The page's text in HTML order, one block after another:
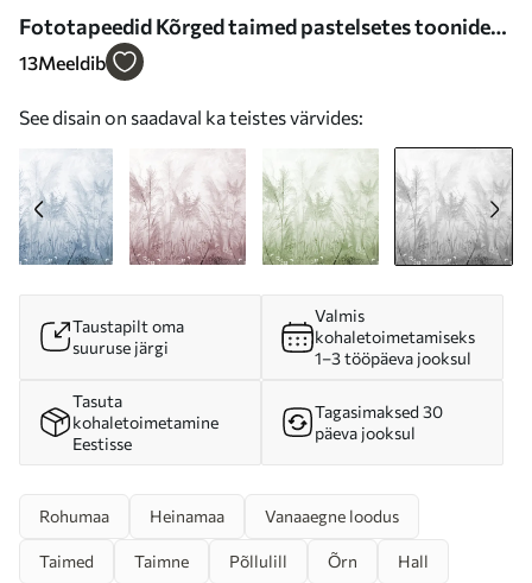
Fototapeedid Kõrged taimed pastelsetes toonides
hallides toonides Nr u93903v4
13Meeldib
See disain on saadaval ka teistes värvides:
Taustapilt oma
suuruse järgi
Valmis
kohaletoimetamiseks
1–3 tööpäeva jooksul
Tasuta
kohaletoimetamine
Eestisse
Tagasimaksed 30
päeva jooksul
Rohumaa Heinamaa Vanaaegne loodus
Taimed Taimne Põllulill Õrn Hall